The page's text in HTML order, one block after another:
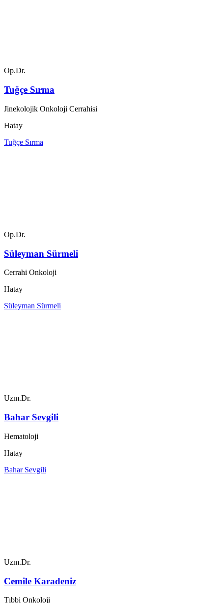
Op.Dr.
Tuğçe Sırma
Jinekolojik Onkoloji Cerrahisi
Hatay
Tuğçe Sırma
Op.Dr.
Süleyman Sürmeli
Cerrahi Onkoloji
Hatay
Süleyman Sürmeli
Uzm.Dr.
Bahar Sevgili
Hematoloji
Hatay
Bahar Sevgili
Uzm.Dr.
Cemile Karadeniz
Tıbbi Onkoloji